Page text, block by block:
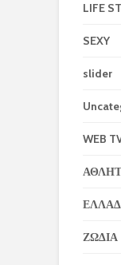
LIFE
SEXY
slider
WEB
ΖΩΔΙΑ